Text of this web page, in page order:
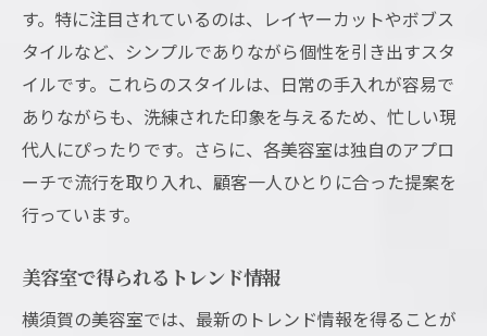
サービス内容で選ぶ美容室のコツ
横須賀の美容室が提供する新サービス
美容室の新サービスで得られる体験
横須賀市内で注目の新サービス
美容室の新サービスを試す価値
新しいサービスで美容室を選ぶ
美容室の新しいサービスの魅力
横須賀市で理想の美容室を見つける
す。特に注目されているのは、レイヤーカットやボブス
タイルなど、シンプルでありながら個性を引き出すスタ
イルです。これらのスタイルは、日常の手入れが容易で
ありながらも、洗練された印象を与えるため、忙しい現
代人にぴったりです。さらに、各美容室は独自のアプロ
ーチで流行を取り入れ、顧客一人ひとりに合った提案を
行っています。
美容室で得られるトレンド情報
横須賀の美容室では、最新のトレンド情報を得ることが